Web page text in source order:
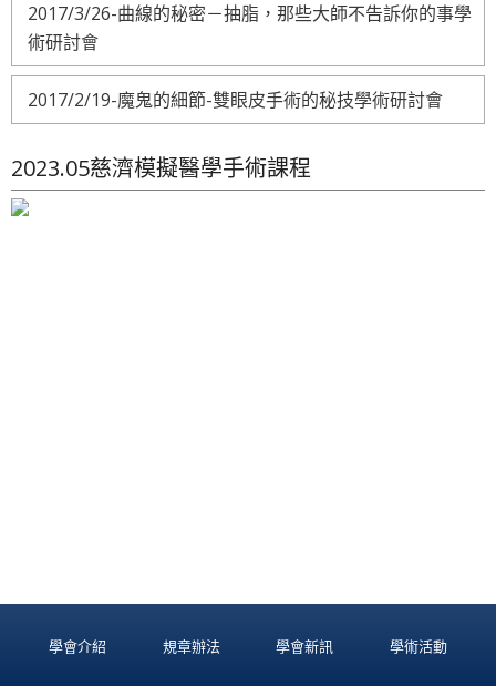
2017/3/26-曲線的秘密－抽脂，那些大師不告訴你的事學
術研討會
2017/2/19-魔鬼的細節-雙眼皮手術的秘技學術研討會
2023.05慈濟模擬醫學手術課程
學會介紹 規章辦法 學會新訊 學術活動